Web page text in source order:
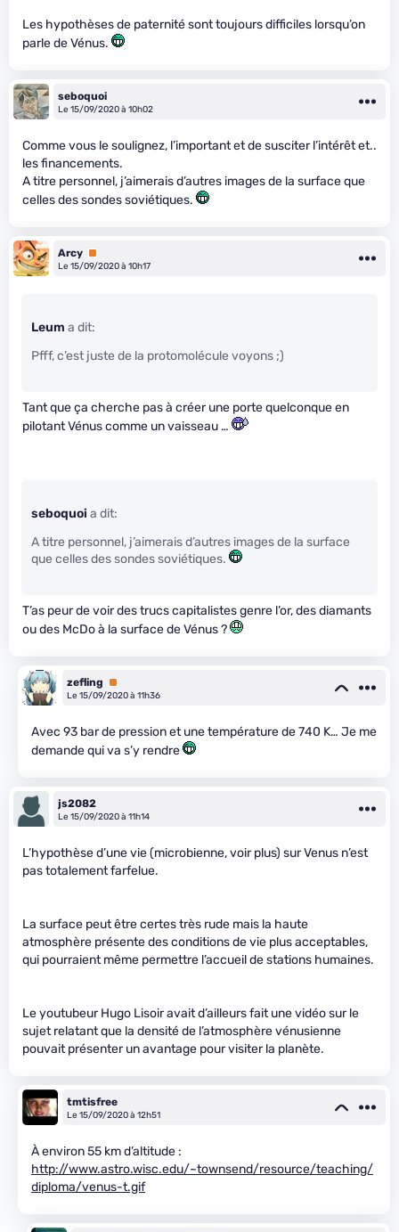
Les hypothèses de paternité sont toujours difficiles lorsqu’on
parle de Vénus.
seboquoi
Le 15/09/2020 à 10h02
Comme vous le soulignez, l’important et de susciter l’intérêt et..
les financements.
A titre personnel, j’aimerais d’autres images de la surface que
celles des sondes soviétiques.
Arcy Premium
Le 15/09/2020 à 10h17
Leum a dit:
Pfff, c’est juste de la protomolécule voyons ;)
Tant que ça cherche pas à créer une porte quelconque en
pilotant Vénus comme un vaisseau …
seboquoi a dit:
A titre personnel, j’aimerais d’autres images de la surface
que celles des sondes soviétiques.
T’as peur de voir des trucs capitalistes genre l’or, des diamants
ou des McDo à la surface de Vénus ?
zefling
Premium
Le 15/09/2020 à 11h36
Avec 93 bar de pression et une température de 740 K… Je me
demande qui va s’y rendre
js2082
Le 15/09/2020 à 11h14
L’hypothèse d’une vie (microbienne, voir plus) sur Venus n’est
pas totalement farfelue.
La surface peut être certes très rude mais la haute
atmosphère présente des conditions de vie plus acceptables,
qui pourraient même permettre l’accueil de stations humaines.
Le youtubeur Hugo Lisoir avait d’ailleurs fait une vidéo sur le
sujet relatant que la densité de l’atmosphère vénusienne
pouvait présenter un avantage pour visiter la planète.
tmtisfree
Le 15/09/2020 à 12h51
À environ 55 km d’altitude :
http://www.astro.wisc.edu/~townsend/resource/teaching/
diploma/venus-t.gif